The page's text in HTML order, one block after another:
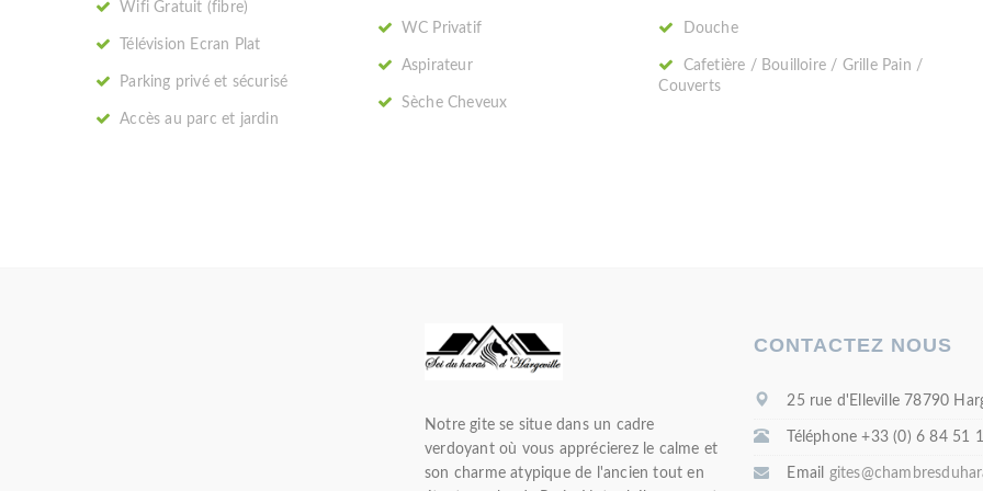
Wifi Gratuit (fibre)
Télévision Ecran Plat
Parking privé et sécurisé
Accès au parc et jardin
WC Privatif
Aspirateur
Sèche Cheveux
Douche
Cafetière / Bouilloire / Grille Pain /
Couverts
Notre gite se situe dans un cadre
verdoyant où vous apprécierez le calme et
son charme atypique de l'ancien tout en
CONTACTEZ NOUS
25 rue d'Elleville 78790
Téléphone +33 (0) 6 84 51
Email